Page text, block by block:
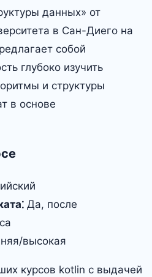
данных» от
в Сан-Диего на
собой
глубоко изучить
и структуры
в основе
Да, после
высокая
курсов kotlin с выдачей